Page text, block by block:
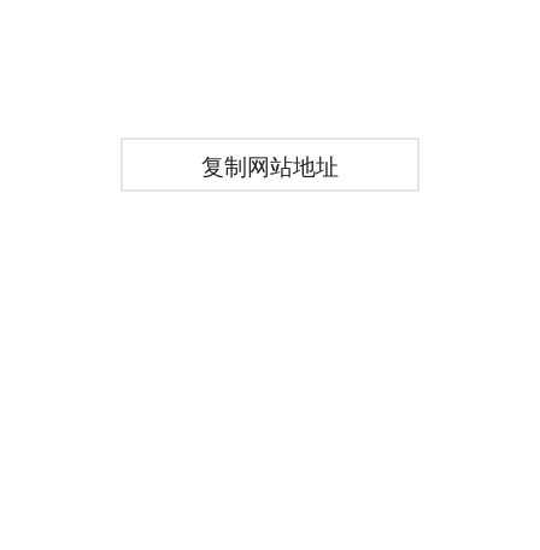
复制网站地址